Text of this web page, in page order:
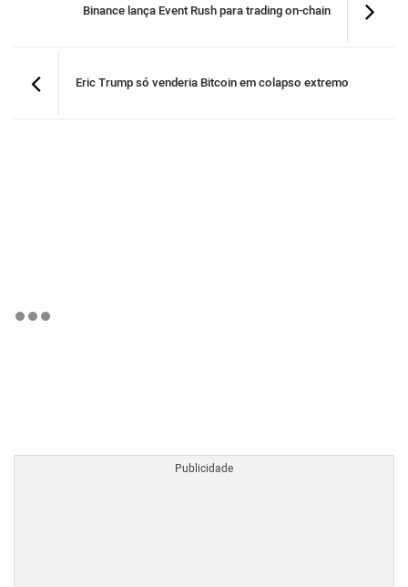
Binance lança Event Rush para trading on-chain
Eric Trump só venderia Bitcoin em colapso extremo